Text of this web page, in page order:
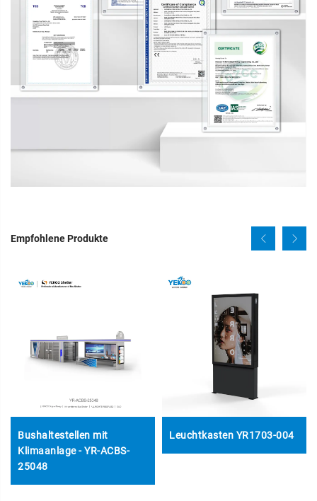
Empfohlene Produkte
Bushaltestellen mit
Klimaanlage - YR-ACBS-
25048
Leuchtkasten YR1703-004